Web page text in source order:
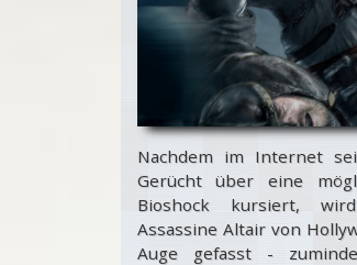
Nachdem im Internet
Gerücht über eine
Bioshock kursiert,
Assassine Altair von
Auge gefasst -